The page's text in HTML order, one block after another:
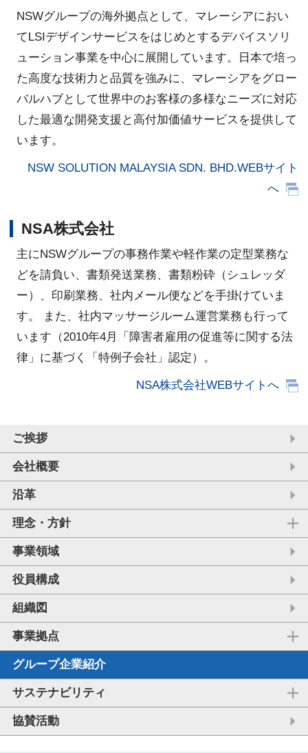
NSWグループの海外拠点として、マレーシアにおい
てLSIデザインサービスをはじめとするデバイスソリ
ューション事業を中心に展開しています。日本で培っ
た高度な技術力と品質を強みに、マレーシアをグロー
バルハブとして世界中のお客様の多様なニーズに対応
した最適な開発支援と高付加価値サービスを提供して
います。
NSW SOLUTION MALAYSIA SDN. BHD.WEBサイト
へ
NSA株式会社
主にNSWグループの事務作業や軽作業の定型業務な
どを請負い、書類発送業務、書類粉砕（シュレッダ
ー）、印刷業務、社内メール便などを手掛けていま
す。 また、社内マッサージルーム運営業務も行って
います（2010年4月「障害者雇用の促進等に関する法
律」に基づく「特例子会社」認定）。
NSA株式会社WEBサイトへ
ご挨拶
会社概要
沿革
理念・方針
事業領域
役員構成
組織図
事業拠点
グループ企業紹介
サステナビリティ
協賛活動